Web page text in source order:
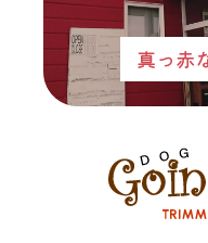
真っ赤